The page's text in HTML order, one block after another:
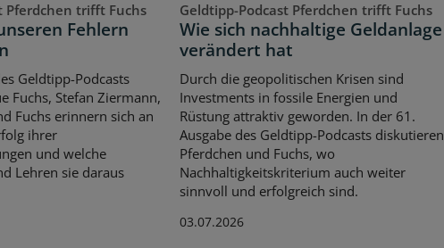
Pferdchen trifft Fuchs
Fehlern
Geldtipp-Podcasts
Fuchs, Stefan Ziermann,
Fuchs erinnern sich an
ihrer
und welche
Lehren sie daraus
Geldtipp-Podcast Pferdchen trifft Fuchs
Wie sich nachhaltige Geldanlage
verändert hat
Durch die geopolitischen Krisen sind
Investments in fossile Energien und
Rüstung attraktiv geworden. In der 61.
Ausgabe des Geldtipp-Podcasts diskutieren
Pferdchen und Fuchs, wo
Nachhaltigkeitskriterium auch weiter
sinnvoll und erfolgreich sind.
03.07.2026